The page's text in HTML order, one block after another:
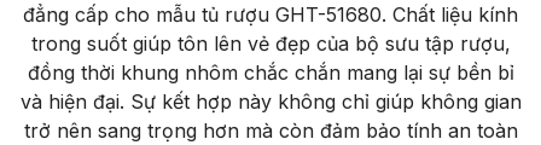
đẳng cấp cho mẫu tủ rượu GHT-51680. Chất liệu kính
trong suốt giúp tôn lên vẻ đẹp của bộ sưu tập rượu,
đồng thời khung nhôm chắc chắn mang lại sự bền bỉ
và hiện đại. Sự kết hợp này không chỉ giúp không gian
trở nên sang trọng hơn mà còn đảm bảo tính an toàn